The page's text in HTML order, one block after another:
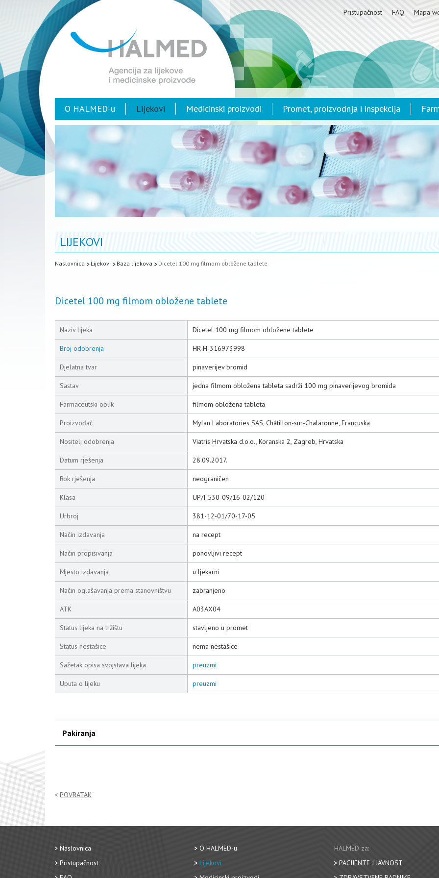
Pristupačnost FAQ Mapa
O HALMED-u Lijekovi Medicinski proizvodi Promet, proizvodnja i inspekcija
LIJEKOVI
Naslovnica Lijekovi Baza lijekova Dicetel 100 mg filmom obložene tablete
Dicetel 100 mg filmom obložene tablete
Naziv lijeka Dicetel 100 mg filmom obložene tablete
Broj odobrenja HR-H-316973998
Djelatna tvar pinaverijev bromid
Sastav jedna filmom obložena tableta sadrži 100 mg pinaverijevog bromida
Farmaceutski oblik filmom obložena tableta
Proizvođač Mylan Laboratories SAS, Châtillon-sur-Chalaronne, Francuska
Nositelj odobrenja Viatris Hrvatska d.o.o., Koranska 2, Zagreb, Hrvatska
Datum rješenja 28.09.2017.
Rok rješenja neograničen
Klasa UP/I-530-09/16-02/120
Urbroj 381-12-01/70-17-05
Način izdavanja na recept
Način propisivanja ponovljivi recept
Mjesto izdavanja u ljekarni
Način oglašavanja prema stanovništvu zabranjeno
ATK A03AX04
Status lijeka na tržištu stavljeno u promet
Status nestašice nema nestašice
Sažetak opisa svojstava lijeka preuzmi
Uputa o lijeku preuzmi
Pakiranja
POVRATAK
Naslovnica
Pristupačnost
O HALMED-u
Lijekovi
HALMED za:
PACIJENTE I JAVNOST